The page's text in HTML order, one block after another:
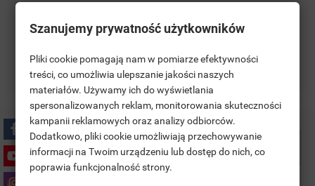
Zasady zwrotu
Opis
MOJE LISTY ŻYCZEŃ
((TITLE))
((LABEL))
ZALOGUJ SIĘ
MUSISZ BYĆ ZALOGOWANY BY ZAPISAĆ PRODUKTY NA
SWOJEJ LIŚCIE ŻYCZEŃ.
Szanujemy prywatność użytkowników
Pliki cookie pomagają nam w pomiarze efektywności
treści, co umożliwia ulepszanie jakości naszych
materiałów. Używamy ich do wyświetlania
spersonalizowanych reklam, monitorowania skuteczności
kampanii reklamowych oraz analizy odbiorców.
Dodatkowo, pliki cookie umożliwiają przechowywanie
informacji na Twoim urządzeniu lub dostęp do nich, co
poprawia funkcjonalność strony.